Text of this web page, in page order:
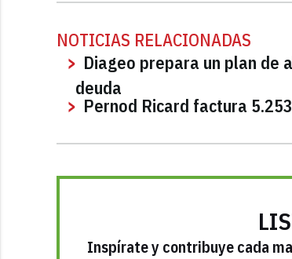
NOTICIAS RELACIONADAS
Diageo prepara un plan de
deuda
Pernod Ricard factura
Inspírate y contribuye cada